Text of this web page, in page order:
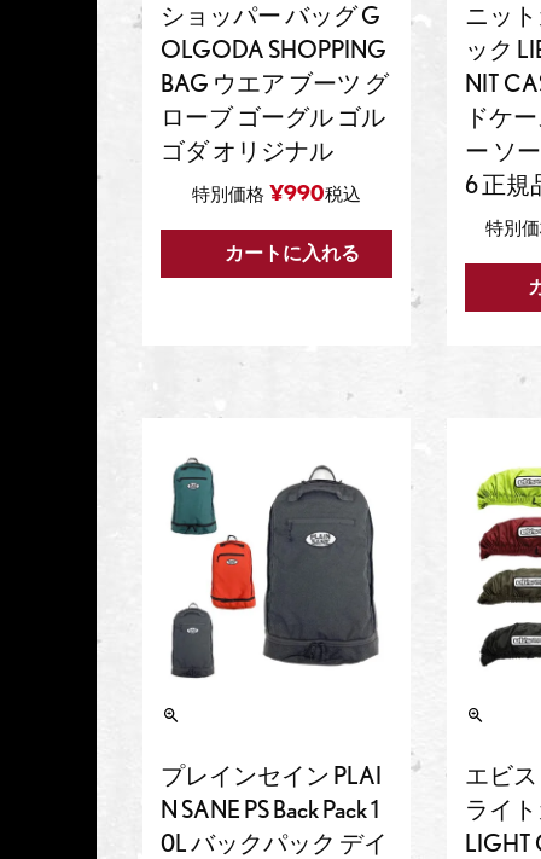
ショッパー バッグ G
OLGODA SHOPPING
BAG ウエア ブーツ グ
ローブ ゴーグル ゴル
ゴダ オリジナル
特別価格 ¥990税込
カートに入れる
ニッ
ック
NIT
ドケ
ー ソ
6 正規
特別
プレインセイン PLAI
N SANE PS Back Pack 1
0L バックパック デイ
エビス
ライト
LIGHT